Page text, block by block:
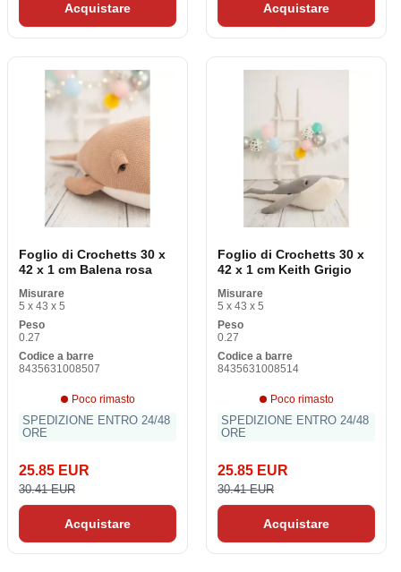
Acquistare Acquistare
Foglio di Crochetts 30 x
42 x 1 cm Balena rosa
Misurare
5 x 43 x 5
Peso
0.27
Codice a barre
8435631008507
Poco rimasto
SPEDIZIONE ENTRO 24/48
ORE
25.85 EUR
30.41 EUR
Acquistare
Foglio di Crochetts 30 x
42 x 1 cm Keith Grigio
Misurare
5 x 43 x 5
Peso
0.27
Codice a barre
8435631008514
Poco rimasto
SPEDIZIONE ENTRO 24/48
ORE
25.85 EUR
30.41 EUR
Acquistare